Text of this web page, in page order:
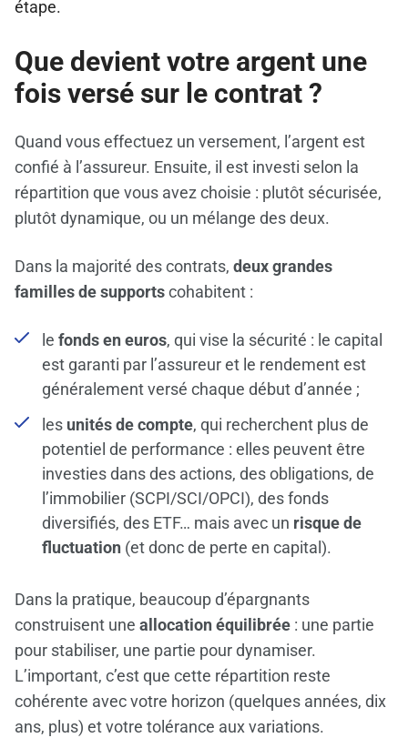
étape.
Que devient votre argent une
fois versé sur le contrat ?
Quand vous effectuez un versement, l’argent est
confié à l’assureur. Ensuite, il est investi selon la
répartition que vous avez choisie : plutôt sécurisée,
plutôt dynamique, ou un mélange des deux.
Dans la majorité des contrats, deux grandes
familles de supportscohabitent :
le fonds en euros, qui vise la sécurité : le capital
est garanti par l’assureur et le rendement est
généralement versé chaque début d’année ;
les unités de compte, qui recherchent plus de
potentiel de performance : elles peuvent être
investies dans des actions, des obligations, de
l’immobilier (SCPI/SCI/OPCI), des fonds
diversifiés, des ETF… mais avec un risque de
fluctuation (et donc de perte en capital).
Dans la pratique, beaucoup d’épargnants
construisent une allocation équilibrée : une partie
pour stabiliser, une partie pour dynamiser.
L’important, c’est que cette répartition reste
cohérente avec votre horizon (quelques années, dix
ans, plus) et votre tolérance aux variations.